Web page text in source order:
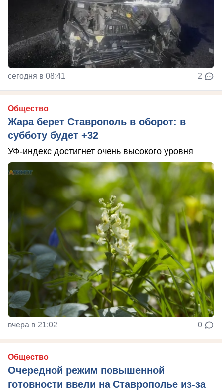
сегодня в 08:41 2
Общество
Жара берет Ставрополь в оборот: в
субботу будет +32
УФ-индекс достигнет очень высокого уровня
вчера в 21:02 0
Общество
Очередной режим повышенной
готовности ввели на Ставрополье из-за